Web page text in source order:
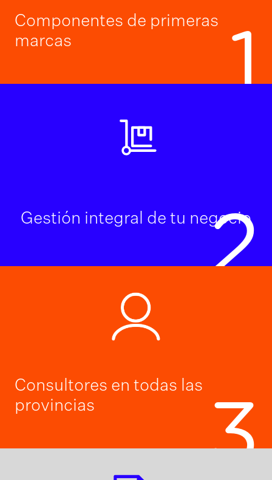
Componentes de primeras
marcas
1
Gestión integral de tu negocio
2
Consultores en todas las
provincias
3